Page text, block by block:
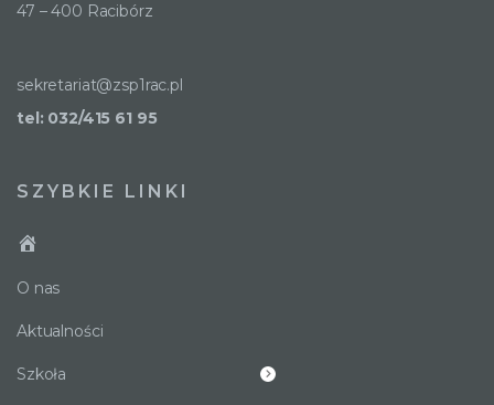
47 – 400 Racibórz
sekretariat@zsp1rac.pl
tel: 032/415 61 95
SZYBKIE LINKI
O nas
Aktualności
Szkoła